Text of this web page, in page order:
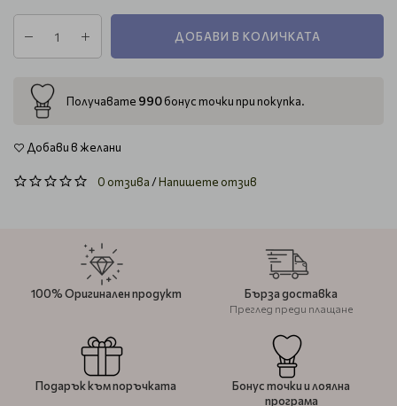
ДОБАВИ В КОЛИЧКАТА
Получавате 990бонус точки при покупка.
Добави в желани
0 отзива/Напишете отзив
100% Оригинален продукт Бърза доставка
Преглед преди плащане
Подарък към поръчката
Бонус точки и лоялна
програма